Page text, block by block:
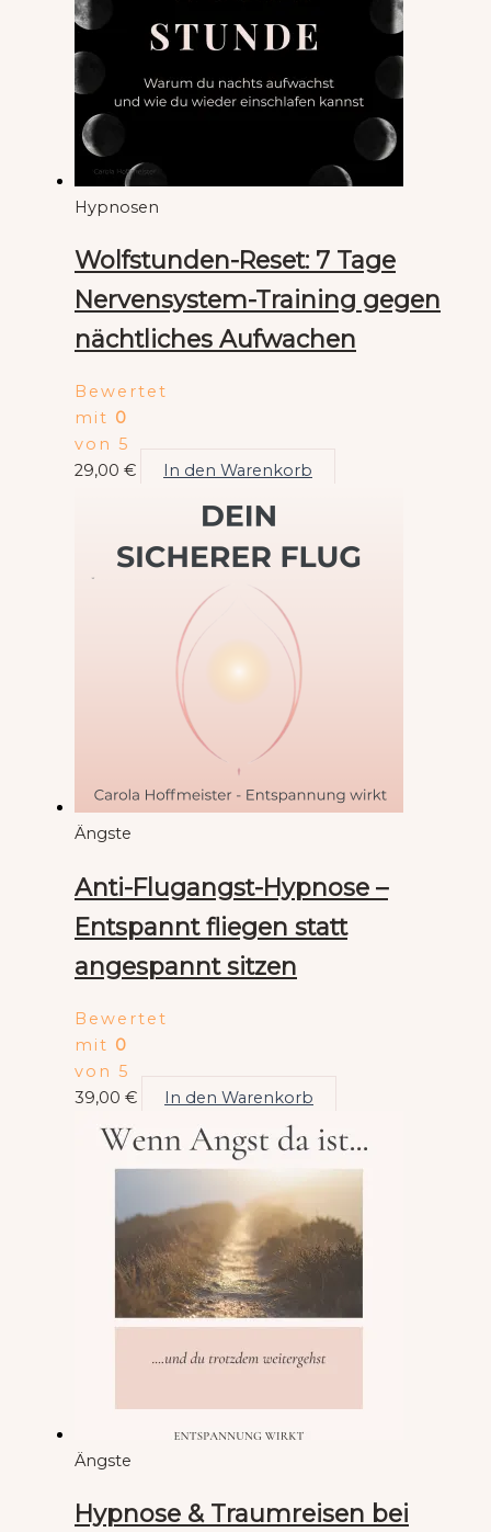
Hypnosen
Wolfstunden-Reset: 7 Tage
Nervensystem-Training gegen
nächtliches Aufwachen
Bewertet
mit 0
von 5
29,00 € In den Warenkorb
Ängste
Anti-Flugangst-Hypnose –
Entspannt fliegen statt
angespannt sitzen
Bewertet
mit 0
von 5
39,00 € In den Warenkorb
Ängste
Hypnose & Traumreisen bei